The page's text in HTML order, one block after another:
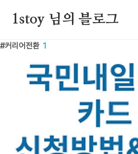
1stoy 님의 블로그
커리어전환 1